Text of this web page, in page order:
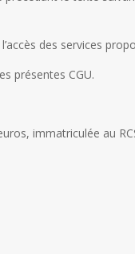
des services
présentes CGU.
immatriculée au